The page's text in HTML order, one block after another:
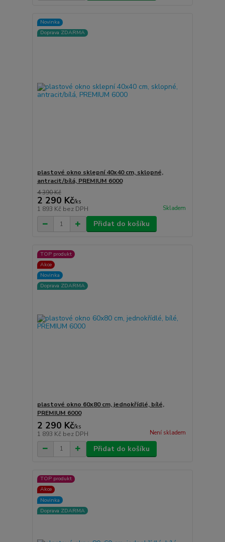
Novinka
Doprava ZDARMA
plastové okno sklepní 40x40 cm, sklopné,
antracit/bílá, PREMIUM 6000
4 390 Kč
2 290 Kč/ks
1 893 Kč bez DPH Skladem
Přidat do košíku
TOP produkt
Akce
Novinka
Doprava ZDARMA
plastové okno 60x80 cm, jednokřídlé, bílé,
PREMIUM 6000
2 290 Kč/ks
1 893 Kč bez DPH Není skladem
Přidat do košíku
TOP produkt
Akce
Novinka
Doprava ZDARMA